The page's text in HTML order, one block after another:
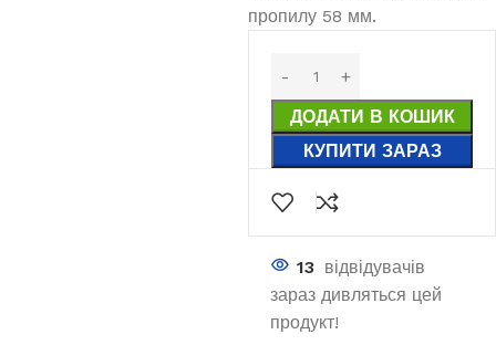
пропилу 58 мм.
ДОДАТИ В КОШИК
КУПИТИ ЗАРАЗ
13 відвідувачів
зараз дивляться цей
продукт!